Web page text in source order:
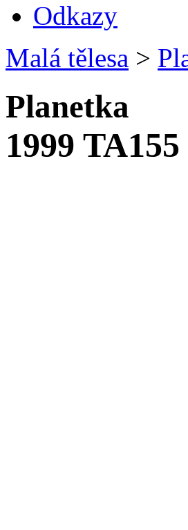
Odkazy
Malá tělesa >
Planetka
1999 TA155